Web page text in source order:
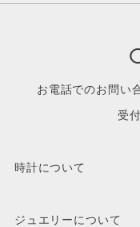
お電話でのお問い
受
時計について
ジュエリーについて